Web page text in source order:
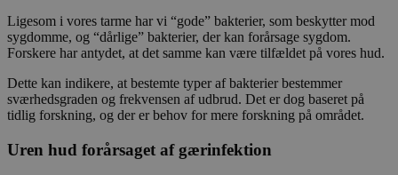
Ligesom i vores tarme har vi “gode” bakterier, som beskytter mod
sygdomme, og “dårlige” bakterier, der kan forårsage sygdom.
Forskere har antydet, at det samme kan være tilfældet på vores hud.
Dette kan indikere, at bestemte typer af bakterier bestemmer
sværhedsgraden og frekvensen af udbrud. Det er dog baseret på
tidlig forskning, og der er behov for mere forskning på området.
Uren hud forårsaget af gærinfektion